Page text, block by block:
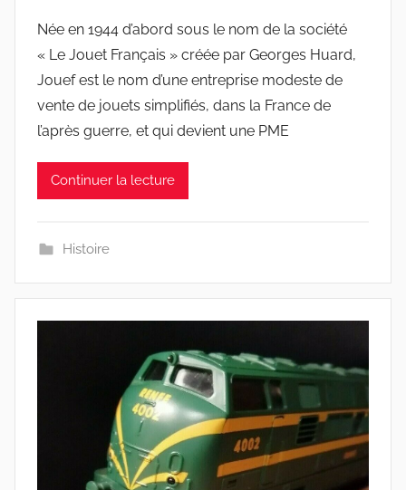
Née en 1944 d’abord sous le nom de la société
« Le Jouet Français » créée par Georges Huard,
Jouef est le nom d’une entreprise modeste de
vente de jouets simplifiés, dans la France de
l’après guerre, et qui devient une PME
Continuer la lecture
Histoire